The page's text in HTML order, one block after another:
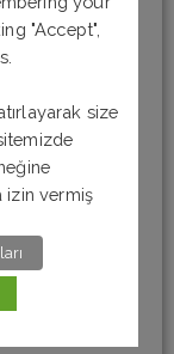
"Accept",
size
izin vermiş